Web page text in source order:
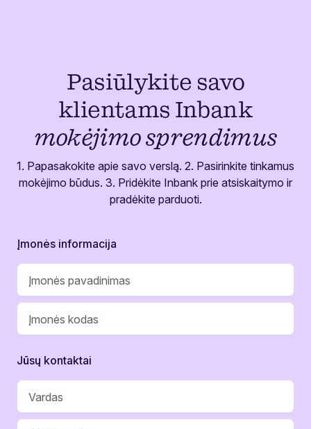
Pasiūlykite savo
klientams Inbank
mokėjimo sprendimus
1. Papasakokite apie savo verslą. 2. Pasirinkite tinkamus
mokėjimo būdus. 3. Pridėkite Inbank prie atsiskaitymo ir
pradėkite parduoti.
Įmonės informacija
Įmonės pavadinimas
Įmonės kodas
Jūsų kontaktai
Vardas